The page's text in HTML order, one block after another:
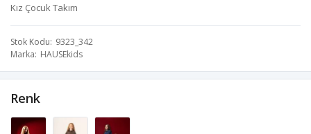
Kız Çocuk Takım
Stok Kodu 9323_342
Marka HAUSEkids
Renk